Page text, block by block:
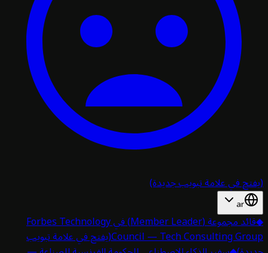
في علامة تبويب جديدة)
ar
قائد مجموعة (Member Leader) في Forbes Technology
Council — Tech Consulting(يفتح في علامة تبويب